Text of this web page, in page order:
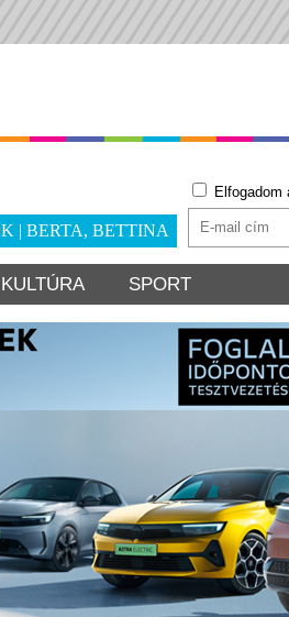
| BERTA, BETTINA
Elfogadom
KULTÚRA SPORT